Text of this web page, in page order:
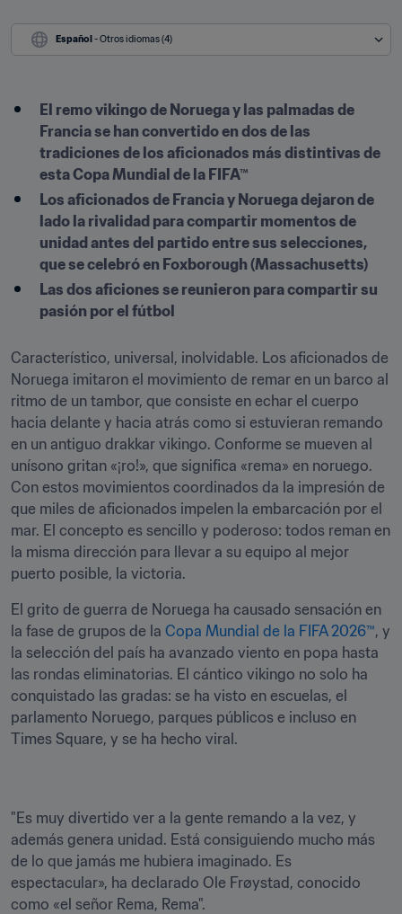
Español - Otros idiomas (4)
El remo vikingo de Noruega y las palmadas de
Francia se han convertido en dos de las
tradiciones de los aficionados más distintivas de
esta Copa Mundial de la FIFA™
Los aficionados de Francia y Noruega dejaron de
lado la rivalidad para compartir momentos de
unidad antes del partido entre sus selecciones,
que se celebró en Foxborough (Massachusetts)
Las dos aficiones se reunieron para compartir su
pasión por el fútbol
Característico, universal, inolvidable. Los aficionados de
Noruega imitaron el movimiento de remar en un barco al
ritmo de un tambor, que consiste en echar el cuerpo
hacia delante y hacia atrás como si estuvieran remando
en un antiguo drakkar vikingo. Conforme se mueven al
unísono gritan «¡ro!», que significa «rema» en noruego.
Con estos movimientos coordinados da la impresión de
que miles de aficionados impelen la embarcación por el
mar. El concepto es sencillo y poderoso: todos reman en
la misma dirección para llevar a su equipo al mejor
puerto posible, la victoria.
El grito de guerra de Noruega ha causado sensación en
la fase de grupos de la Copa Mundial de la FIFA 2026™, y
la selección del país ha avanzado viento en popa hasta
las rondas eliminatorias. El cántico vikingo no solo ha
conquistado las gradas: se ha visto en escuelas, el
parlamento Noruego, parques públicos e incluso en
Times Square, y se ha hecho viral.
"Es muy divertido ver a la gente remando a la vez, y
además genera unidad. Está consiguiendo mucho más
de lo que jamás me hubiera imaginado. Es
espectacular», ha declarado Ole Frøystad, conocido
como «el señor Rema, Rema".